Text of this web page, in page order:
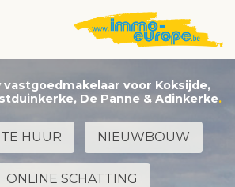
vastgoedmakelaar voor Koksijde,
De Panne & Adinkerke
TE HUUR NIEUWBOUW
ONLINE SCHATTING